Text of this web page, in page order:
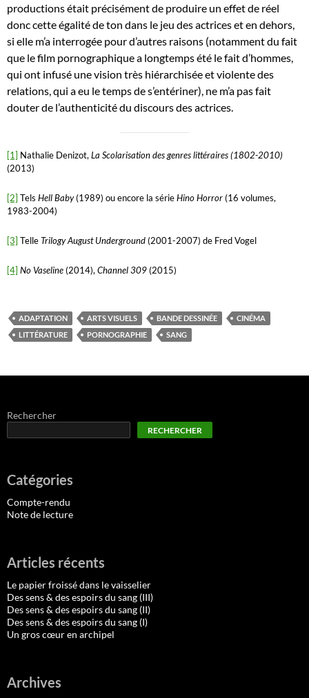
productions était précisément de produire un effet de réel
donc cette égalité de ton dans le jeu des actrices et en dehors,
si elle m’a interrogée pour d’autres raisons (notamment du fait
que le film pornographique a longtemps été le fait d’hommes,
qui ont infusé une vision très hiérarchisée et violente des
relations, qui a eu le temps de s’entériner), ne m’a pas fait
douter de l’authenticité du discours des actrices.
[1] Nathalie Denizot, La Scolarisation des genres littéraires (1802-2010)
(2013)
[2] Tels Hell Baby(1989) ou encore la sérieHino Horror(16 volumes,
1983-2004)
[3] TelleTrilogy August Underground(2001-2007) de Fred Vogel
[4] No Vaseline(2014), Channel 309(2015)
ADAPTATION ARTS VISUELS BANDE DESSINÉE
CINÉMA
LITTÉRATURE
PORNOGRAPHIE SANG
Rechercher
RECHERCHER
Catégories
Compte-rendu
Note de lecture
Articles récents
Le papier froissé dans le vaisselier
Des sens & des espoirs du sang (III)
Des sens & des espoirs du sang (II)
Des sens & des espoirs du sang (I)
Un gros cœur en archipel
Archives